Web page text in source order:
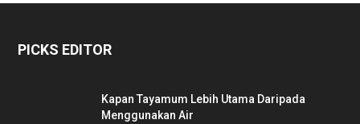
PICKS EDITOR
Kapan Tayamum Lebih Utama Daripada
Menggunakan Air